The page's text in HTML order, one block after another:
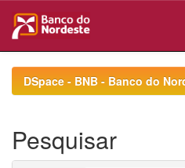
navigationDSpace - BNB - Banco do
Pesquisar